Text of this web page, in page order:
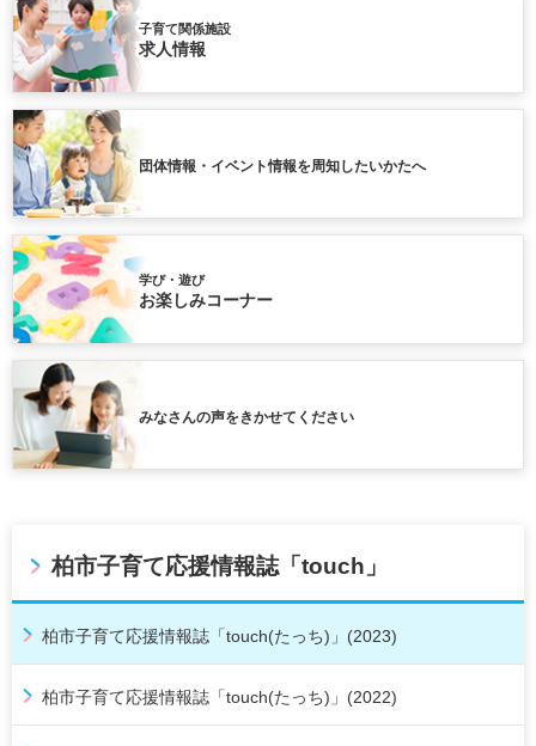
子育て関係施設
求人情報
団体情報・イベント情報を周知したいかたへ
学び・遊び
お楽しみコーナー
みなさんの声をきかせてください
柏市子育て応援情報誌「touch」
柏市子育て応援情報誌「touch(たっち)」(2023)
柏市子育て応援情報誌「touch(たっち)」(2022)